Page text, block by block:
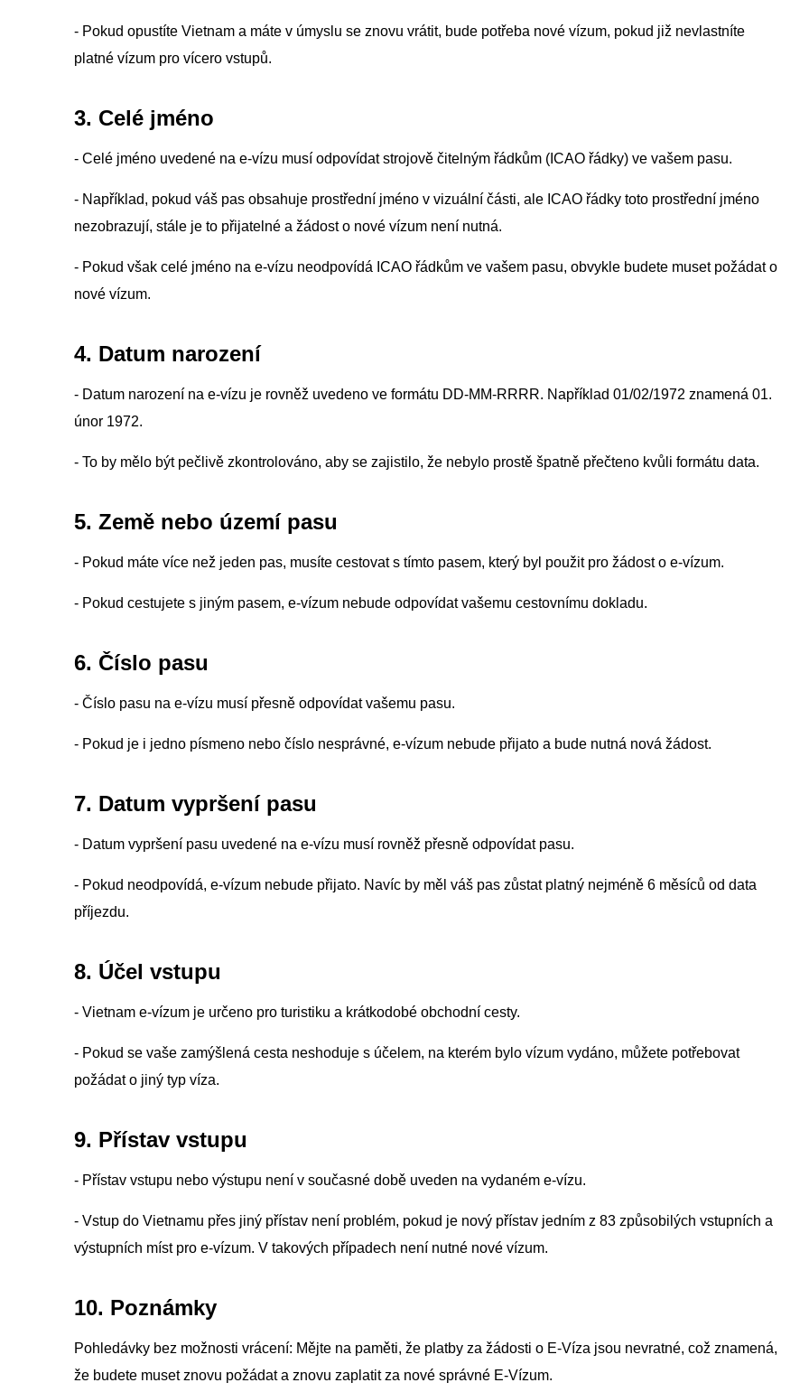
- Pokud opustíte Vietnam a máte v úmyslu se znovu vrátit, bude potřeba nové vízum, pokud již nevlastníte
platné vízum pro vícero vstupů.
3. Celé jméno
- Celé jméno uvedené na e-vízu musí odpovídat strojově čitelným řádkům (ICAO řádky) ve vašem pasu.
- Například, pokud váš pas obsahuje prostřední jméno v vizuální části, ale ICAO řádky toto prostřední jméno
nezobrazují, stále je to přijatelné a žádost o nové vízum není nutná.
- Pokud však celé jméno na e-vízu neodpovídá ICAO řádkům ve vašem pasu, obvykle budete muset požádat o
nové vízum.
4. Datum narození
- Datum narození na e-vízu je rovněž uvedeno ve formátu DD-MM-RRRR. Například 01/02/1972 znamená 01.
únor 1972.
- To by mělo být pečlivě zkontrolováno, aby se zajistilo, že nebylo prostě špatně přečteno kvůli formátu data.
5. Země nebo území pasu
- Pokud máte více než jeden pas, musíte cestovat s tímto pasem, který byl použit pro žádost o e-vízum.
- Pokud cestujete s jiným pasem, e-vízum nebude odpovídat vašemu cestovnímu dokladu.
6. Číslo pasu
- Číslo pasu na e-vízu musí přesně odpovídat vašemu pasu.
- Pokud je i jedno písmeno nebo číslo nesprávné, e-vízum nebude přijato a bude nutná nová žádost.
7. Datum vypršení pasu
- Datum vypršení pasu uvedené na e-vízu musí rovněž přesně odpovídat pasu.
- Pokud neodpovídá, e-vízum nebude přijato. Navíc by měl váš pas zůstat platný nejméně 6 měsíců od data
příjezdu.
8. Účel vstupu
- Vietnam e-vízum je určeno pro turistiku a krátkodobé obchodní cesty.
- Pokud se vaše zamýšlená cesta neshoduje s účelem, na kterém bylo vízum vydáno, můžete potřebovat
požádat o jiný typ víza.
9. Přístav vstupu
- Přístav vstupu nebo výstupu není v současné době uveden na vydaném e-vízu.
- Vstup do Vietnamu přes jiný přístav není problém, pokud je nový přístav jedním z 83 způsobilých vstupních a
výstupních míst pro e-vízum. V takových případech není nutné nové vízum.
10. Poznámky
Pohledávky bez možnosti vrácení: Mějte na paměti, že platby za žádosti o E-Víza jsou nevratné, což znamená,
že budete muset znovu požádat a znovu zaplatit za nové správné E-Vízum.